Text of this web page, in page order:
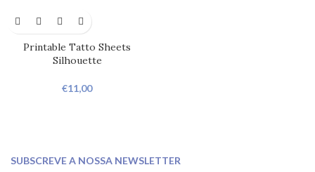
Printable Tatto Sheets
Silhouette
€11,00
SUBSCREVE A NOSSA NEWSLETTER